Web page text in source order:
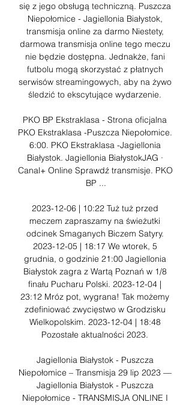
się z jego obsługą techniczną. Puszcza
Niepołomice - Jagiellonia Białystok,
transmisja online za darmo Niestety,
darmowa transmisja online tego meczu
nie będzie dostępna. Jednakże, fani
futbolu mogą skorzystać z płatnych
serwisów streamingowych, aby na żywo
śledzić to ekscytujące wydarzenie.
PKO BP Ekstraklasa - Strona oficjalna
PKO Ekstraklasa -Puszcza Niepołomice.
6:00. PKO Ekstraklasa -Jagiellonia
Białystok. Jagiellonia BiałystokJAG ·
Canal+ Online Sprawdź transmisje. PKO
BP ...
2023-12-06 | 10:22 Tuż tuż przed
meczem zapraszamy na świeżutki
odcinek Smaganych Biczem Satyry.
2023-12-05 | 18:17 We wtorek, 5
grudnia, o godzinie 21:00 Jagiellonia
Białystok zagra z Wartą Poznań w 1/8
finału Pucharu Polski. 2023-12-04 |
23:12 Mróz pot, wygrana! Tak możemy
zdefiniować zwycięstwo w Grodzisku
Wielkopolskim. 2023-12-04 | 18:48
Pozostałe aktualności 2023.
Jagiellonia Białystok - Puszcza
Niepołomice – Transmisja 29 lip 2023 —
Jagiellonia Białystok - Puszcza
Niepołomice - TRANSMISJA ONLINE I